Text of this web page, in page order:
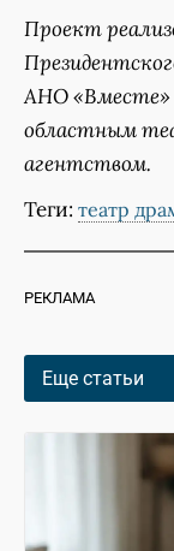
Проект
АНО «Вместе»
областным
агентством.
Теги: театр
РЕКЛАМА
Еще статьи